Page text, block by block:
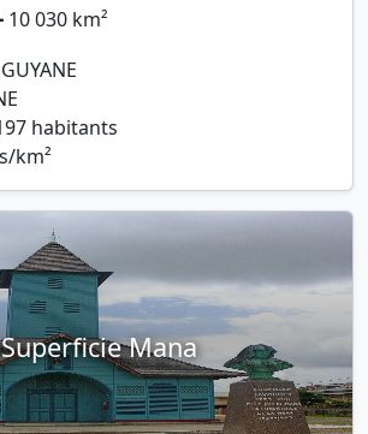
10 030 km²
habitants
km²
Superficie Mana